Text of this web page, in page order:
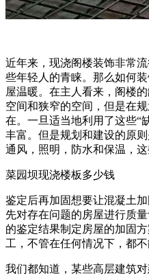
近年来，现浇阁楼装饰非常
些年轻人的青睐。那么如何
屋温暖。在主人看来，阁楼
空间和狭窄的空间，但是在
在。一旦适当地利用了这些“
丰富。但是规划和建设的原
通风，照明，防水和保温，这
菜园坝现浇楼板多少钱
鉴定后再加固想要让混凝土
先对存在问题的房屋进行质
的鉴定结果制定房屋的加固
工，不管在任何情况下，都不
我们都知道，某些高层建筑